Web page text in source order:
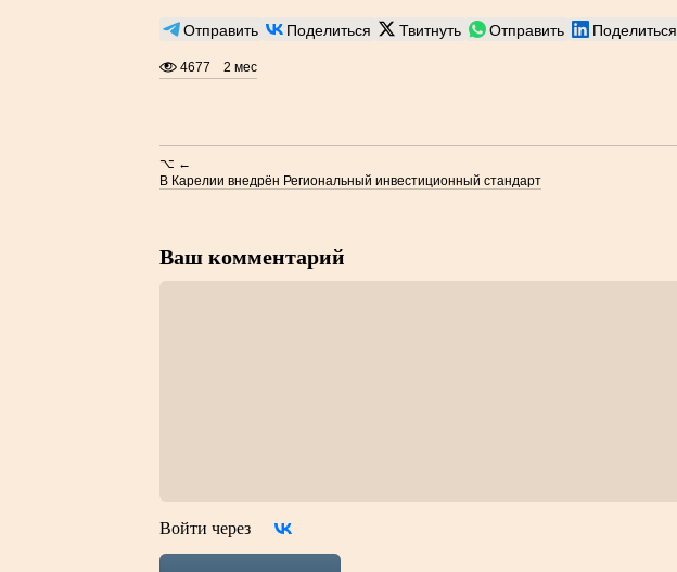
Отправить Поделиться Твитнуть Отправить Поделиться
4677 2 мес
⌥ ←
В Карелии внедрён Региональный инвестиционный стандарт
Ваш комментарий
Войти через